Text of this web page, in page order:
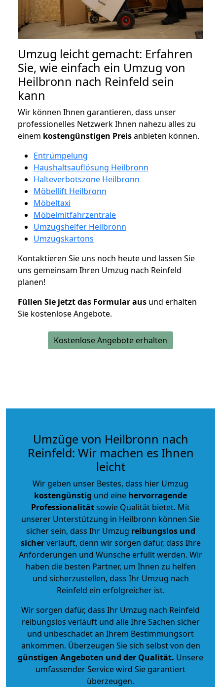
Umzug leicht gemacht: Erfahren
Sie, wie einfach ein Umzug von
Heilbronn nach Reinfeld sein
kann
Wir können Ihnen garantieren, dass unser
professionelles Netzwerk Ihnen nahezu alles zu
einem kostengünstigen Preisanbieten können.
Entrümpelung
Haushaltsauflösung Heilbronn
Halteverbotszone Heilbronn
Möbellift Heilbronn
Möbeltaxi
Möbelmitfahrzentrale
Umzugshelfer Heilbronn
Umzugskartons
Kontaktieren Sie uns noch heute und lassen Sie
uns gemeinsam Ihren Umzug nach Reinfeld
planen!
Füllen Sie jetzt das Formular aus und erhalten
Sie kostenlose Angebote.
Kostenlose Angebote erhalten
Umzüge von Heilbronn nach
Reinfeld: Wir machen es Ihnen
leicht
Wir geben unser Bestes, dass hier Umzug
kostengünstig und eine hervorragende
Professionalitätsowie Qualität bietet. Mit
unserer Unterstützung in Heilbronn können Sie
sicher sein, dass Ihr Umzug reibungslos und
sicherverläuft, denn wir sorgen dafür, dass Ihre
Anforderungen und Wünsche erfüllt werden. Wir
haben die besten Partner, um Ihnen zu helfen
und sicherzustellen, dass Ihr Umzug nach
Reinfeld ein erfolgreicher ist.
Wir sorgen dafür, dass Ihr Umzug nach Reinfeld
reibungslos verläuft und alle Ihre Sachen sicher
und unbeschadet an Ihrem Bestimmungsort
ankommen. Überzeugen Sie sich selbst von den
günstigen Angeboten und der Qualität. Unsere
umfassender Service wird Sie garantiert
überzeugen.